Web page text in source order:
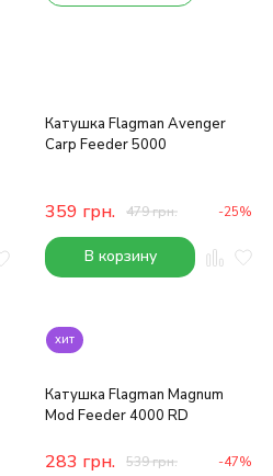
Катушка Flagman Avenger
Carp Feeder 5000
359 грн. 479грн. -25%
В корзину
хит
Катушка Flagman Magnum
Mod Feeder 4000 RD
283 грн. 539грн. -47%